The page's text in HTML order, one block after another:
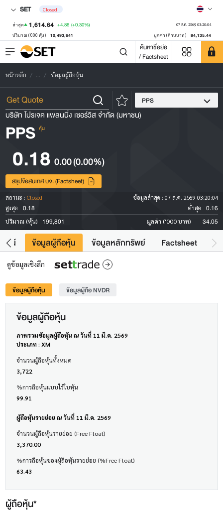
SET Closed
ล่าสุด 1,614.64 +4.86 (+0.30%) 07 ส.ค. 2569 03:20:04
ปริมาณ ('000 หุ้น) 10,493,641 มูลค่า (ล้านบาท) 84,135.44
ค้นหาชื่อย่อ
/ Factsheet
หน้าหลัก ... ข้อมูลผู้ถือหุ้น
PPS
บริษัท โปรเจค แพลนนิ่ง เซอร์วิส จำกัด (มหาชน)
PPS หุ้น
0.18 0.00(0.00%)
สรุปข้อสนเทศ บจ. (Factsheet)
สถานะ : Closed ข้อมูลล่าสุด : 07 ส.ค. 2569 03:20:04
สูงสุด
0.18 ต่ำสุด 0.16
ปริมาณ (หุ้น) 199,801 มูลค่า ('000 บาท) 34.05
ยชน์ ข้อมูลผู้ถือหุ้น ข้อมูลหลักทรัพย์ Factsheet
ดูข้อมูลเชิงลึก
ข้อมูลผู้ถือหุ้น ข้อมูลผู้ถือ NVDR
ข้อมูลผู้ถือหุ้น
ภาพรวมข้อมูลผู้ถือหุ้น ณ วันที่ 11 มี.ค. 2569
ประเภท : XM
จำนวนผู้ถือหุ้นทั้งหมด
3,722
%การถือหุ้นแบบไร้ใบหุ้น
99.91
ผู้ถือหุ้นรายย่อย ณ วันที่ 11 มี.ค. 2569
จำนวนผู้ถือหุ้นรายย่อย (Free Float)
3,370.00
%การถือหุ้นของผู้ถือหุ้นรายย่อย (%Free Float)
63.43
ผู้ถือหุ้น*